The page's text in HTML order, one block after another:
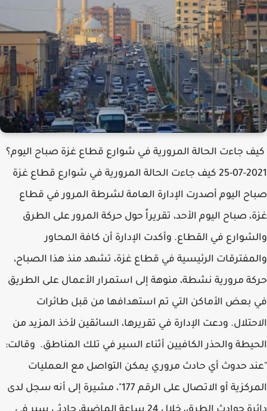
كيف جاءت الحالة المرورية في شوارع قطاع غزة صباح اليوم؟
2021-07-25 كيف جاءت الحالة المرورية في شوارع قطاع غزة
صباح اليوم أصدرت الإدارة العامة لشرطة المرور في قطاع
غزة، صباح اليوم الأحد، تقريراً حول حركة المرور على الطرق
والشوارع في القطاع. وأكدت الإدارة أن كافة المحاور
والمفترقات الرئيسية في قطاع غزة، تشهد منذ هذا الصباح،
حركة مرورية نشطة، منوهة إلى استمرار الأعمال على الطريق
في بعض الأماكن التي تم استهدافها من قبل طائرات
الاحتلال. ودعت الإدارة في تقريرها، السائقين لأخذ المزيد من
الحيطة والحذر الكافيين أثناء السير في تلك المناطق. وقالت:
"عند حدوث أي حادث مروري يمكن التواصل مع العمليات
المركزية أو الاتصال على الرقم 177"، مشيرة إلى أنه سجل لدى